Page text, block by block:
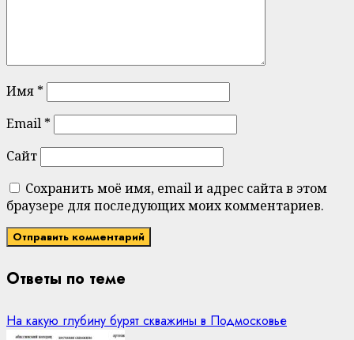
Имя *
Email *
Сайт
Сохранить моё имя, email и адрес сайта в этом
браузере для последующих моих комментариев.
Ответы по теме
На какую глубину бурят скважины в Подмосковье